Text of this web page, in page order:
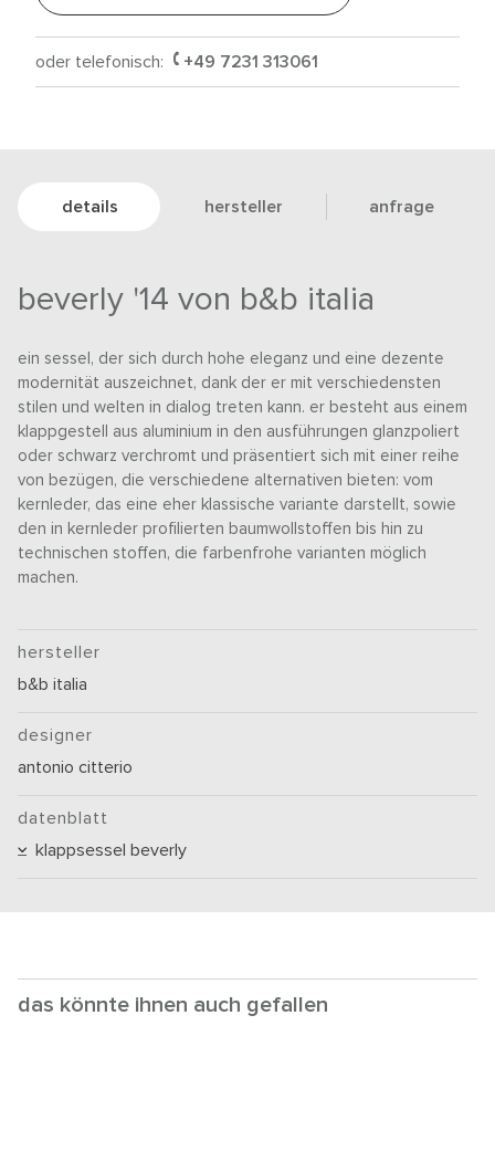
oder telefonisch: +49 7231 313061
details hersteller anfrage
beverly '14 von b&b italia
ein sessel, der sich durch hohe eleganz und eine dezente
modernität auszeichnet, dank der er mit verschiedensten
stilen und welten in dialog treten kann. er besteht aus einem
klappgestell aus aluminium in den ausführungen glanzpoliert
oder schwarz verchromt und präsentiert sich mit einer reihe
von bezügen, die verschiedene alternativen bieten: vom
kernleder, das eine eher klassische variante darstellt, sowie
den in kernleder profilierten baumwollstoffen bis hin zu
technischen stoffen, die farbenfrohe varianten möglich
machen.
hersteller
b&b italia
designer
antonio citterio
datenblatt
klappsessel beverly
das könnte ihnen auch gefallen